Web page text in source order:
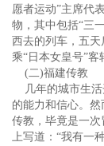
愿者运动”主席代
物，其中包括“三
西去的列车，五
乘“日本女皇号”客
(二)福建传教
几年的城市生活
的能力和信心。
传教，毕竟是一
上写道：“我有一